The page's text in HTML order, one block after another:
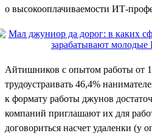
о высокооплачиваемости ИТ-
Айтишников с опытом работы от
трудоустраивать 46,4%
к формату работы джунов
компаний приглашают их для
договориться насчет удаленки (у